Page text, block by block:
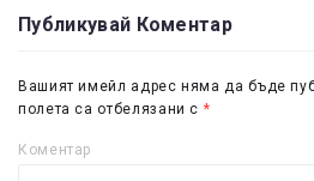
Публикувай Коментар
Вашият имейл адрес няма да бъде
полета са отбелязани с *
Коментар